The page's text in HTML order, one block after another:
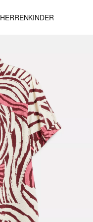
HERRENKINDER